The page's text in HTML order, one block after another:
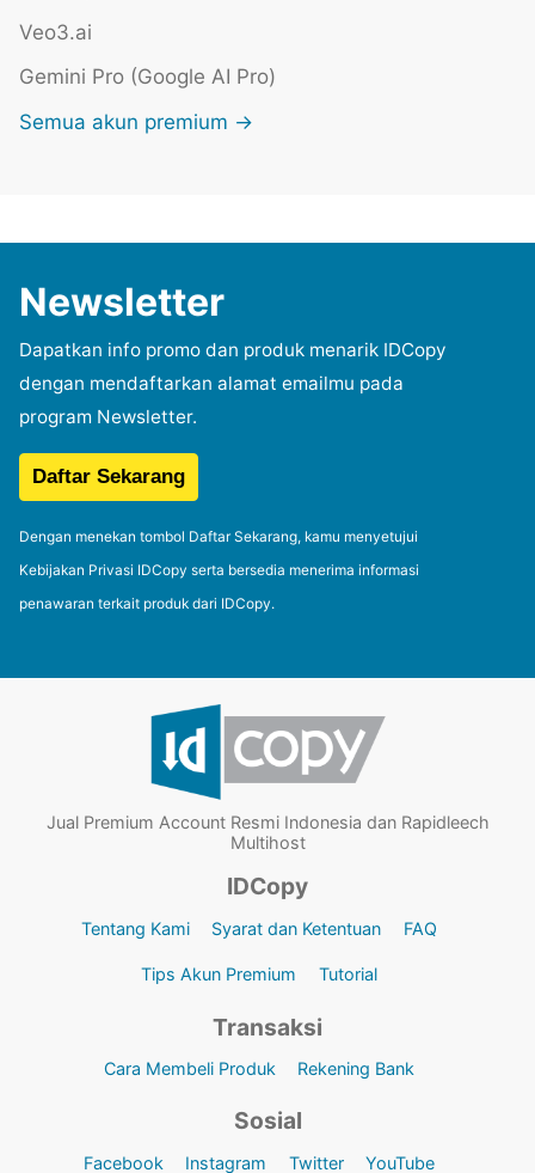
Veo3.ai
Gemini Pro (Google AI Pro)
Semua akun premium →
Newsletter
Dapatkan info promo dan produk menarik IDCopy
dengan mendaftarkan alamat emailmu pada
program Newsletter.
Dengan menekan tombol Daftar Sekarang, kamu menyetujui
Kebijakan Privasi IDCopy serta bersedia menerima informasi
penawaran terkait produk dari IDCopy.
Jual Premium Account Resmi Indonesia dan Rapidleech
Multihost
IDCopy
Tentang Kami Syarat dan Ketentuan FAQ
Tips Akun Premium Tutorial
Transaksi
Cara Membeli Produk Rekening Bank
Sosial
Facebook Instagram Twitter YouTube